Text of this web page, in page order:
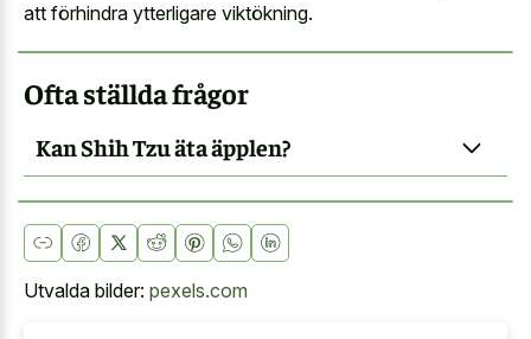
att förhindra ytterligare viktökning.
Ofta ställda frågor
Kan Shih Tzu äta äpplen?
Utvalda bilder: pexels.com